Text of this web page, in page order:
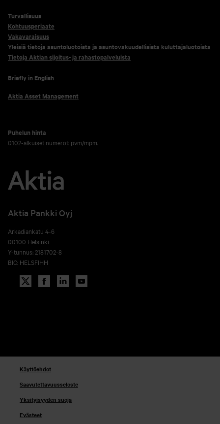
Turvallisuus
Kohtuusperiaate
Vakavaraisuus
Yleisiä tietoja asuntoluotoista ja asuntovakuudellisista kuluttajaluotoista
Tietoja Aktian sijoitus- ja rahastopalveluista
Briefly in English
Aktia Asset Management
Puhelun hinta
0102-alkuiset numerot: pvm/mpm.
Aktia Pankki Oyj
Arkadiankatu 4-6
00100 Helsinki
Y-tunnus: 2181702-8
BIC: HELSFIHH
Käyttöehdot
Saavutettavuusseloste
Yksityisyyden suoja
Evästeet